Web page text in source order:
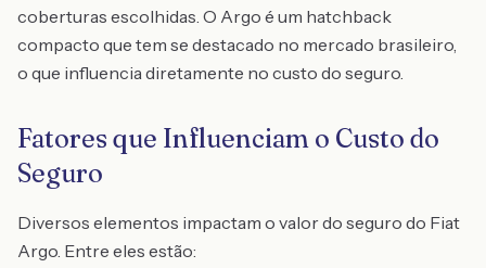
coberturas escolhidas. O Argo é um hatchback
compacto que tem se destacado no mercado brasileiro,
o que influencia diretamente no custo do seguro.
Fatores que Influenciam o Custo do
Seguro
Diversos elementos impactam o valor do seguro do Fiat
Argo. Entre eles estão: